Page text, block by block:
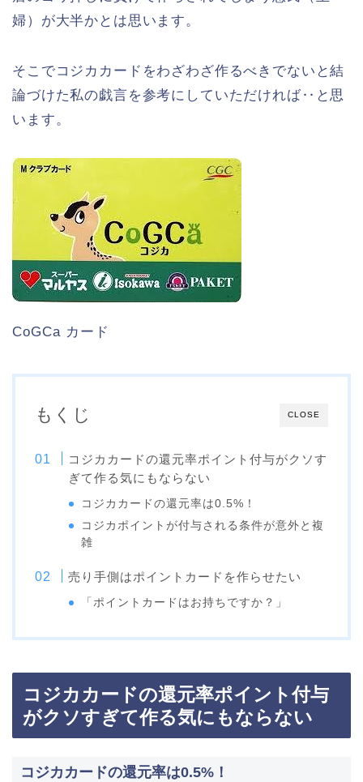
婦）が大半かとは思います。
そこでコジカカードをわざわざ作るべきでないと結
論づけた私の戯言を参考にしていただければ‥と思
います。
CoGCa カード
CLOSE
もくじ
コジカカードの還元率ポイント付与がクソす
ぎて作る気にもならない
コジカカードの還元率は0.5%！
コジカポイントが付与される条件が意外と複
雑
売り手側はポイントカードを作らせたい
「ポイントカードはお持ちですか？」
コジカカードの還元率ポイント付与
がクソすぎて作る気にもならない
コジカカードの還元率は0.5%！